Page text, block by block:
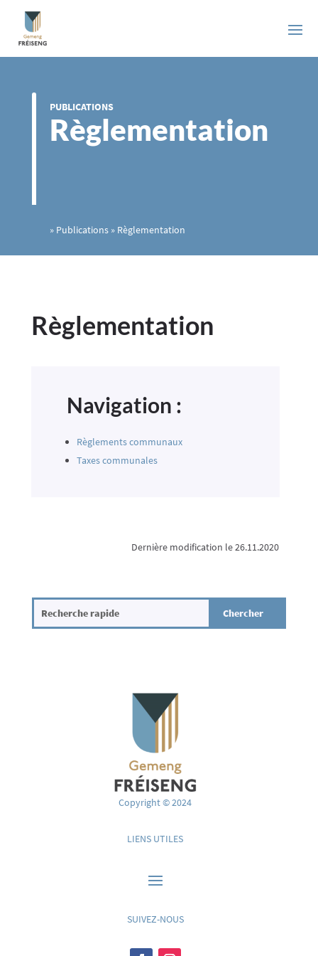
PUBLICATIONS
Règlementation
» Publications » Règlementation
Règlementation
Navigation :
Règlements communaux
Taxes communales
Dernière modification le 26.11.2020
Copyright © 2024
LIENS UTILES
SUIVEZ-NOUS